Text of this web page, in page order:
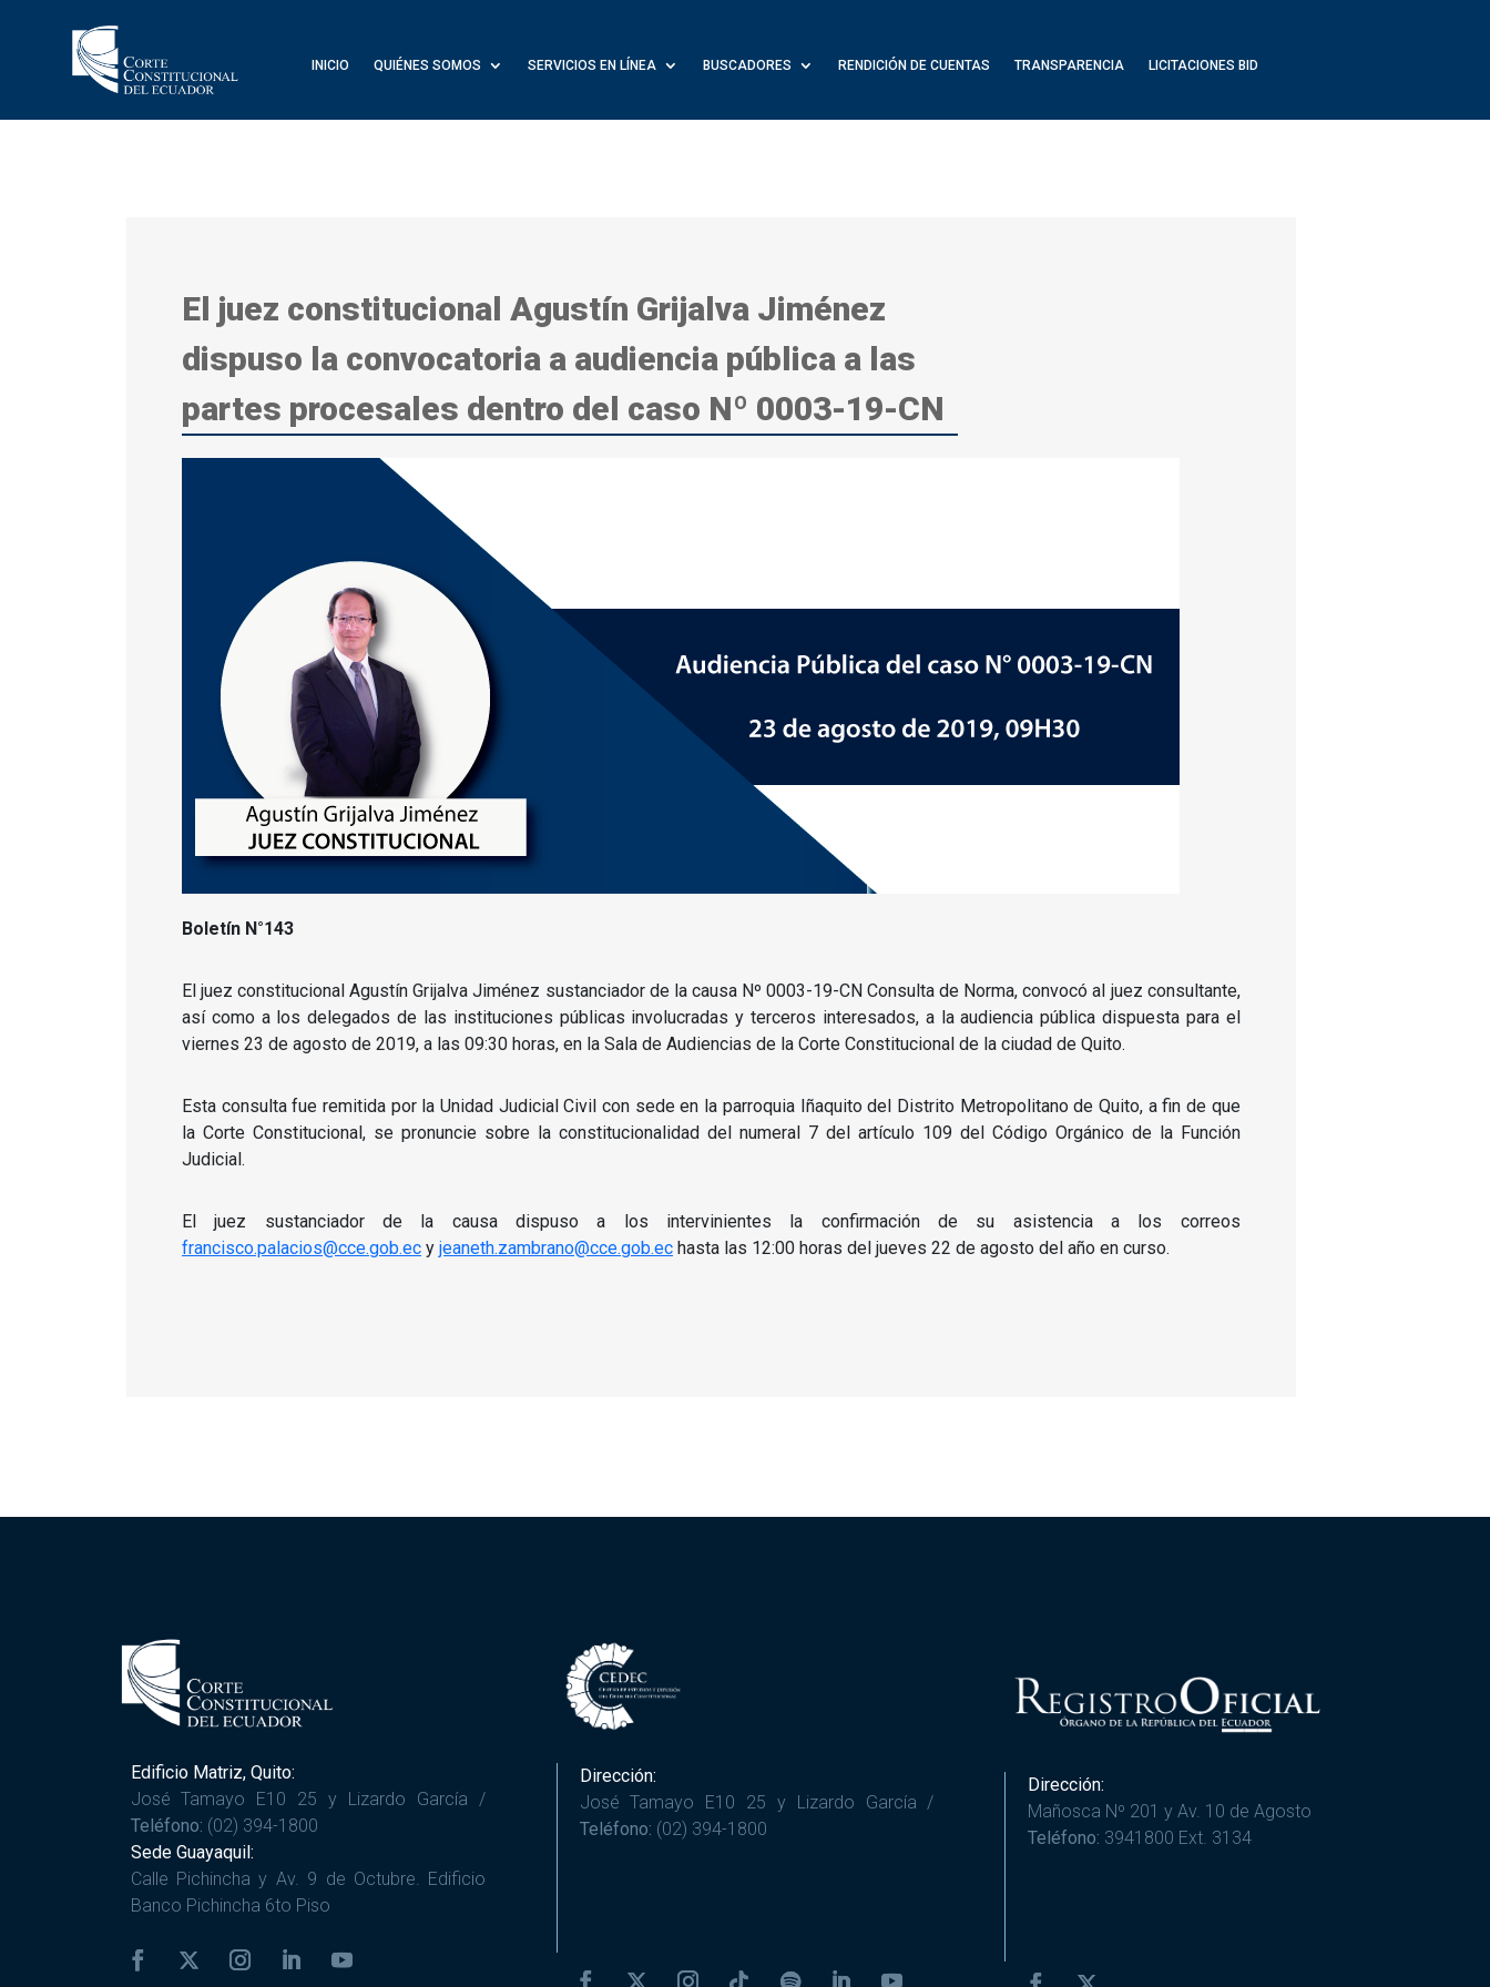
INICIO QUIÉNES SOMOS SERVICIOS EN LÍNEA BUSCADORES RENDICIÓN DE CUENTAS TRANSPARENCIA LICITACIONES BID
El juez constitucional Agustín Grijalva Jiménez
dispuso la convocatoria a audiencia pública a las
partes procesales dentro del caso Nº 0003-19-CN
Boletín N°143
El juez constitucional Agustín Grijalva Jiménez sustanciador de la causa Nº 0003-19-CN Consulta de Norma, convocó al juez consultante,
así como a los delegados de las instituciones públicas involucradas y terceros interesados, a la audiencia pública dispuesta para el
viernes 23 de agosto de 2019, a las 09:30 horas, en la Sala de Audiencias de la Corte Constitucional de la ciudad de Quito.
Esta consulta fue remitida por la Unidad Judicial Civil con sede en la parroquia Iñaquito del Distrito Metropolitano de Quito, a fin de que
la Corte Constitucional, se pronuncie sobre la constitucionalidad del numeral 7 del artículo 109 del Código Orgánico de la Función
Judicial.
El juez sustanciador de la causa dispuso a los intervinientes la confirmación de su asistencia a los correos
francisco.palacios@cce.gob.ec y jeaneth.zambrano@cce.gob.ec hasta las 12:00 horas del jueves 22 de agosto del año en curso.
Edificio Matriz, Quito:
José Tamayo E10 25 y Lizardo García /
Teléfono: (02) 394-1800
Sede Guayaquil:
Calle Pichincha y Av. 9 de Octubre. Edificio
Banco Pichincha 6to Piso
Dirección:
José Tamayo E10 25 y Lizardo García /
Teléfono: (02) 394-1800
Dirección:
Mañosca Nº 201 y Av. 10 de Agosto
Teléfono: 3941800 Ext. 3134